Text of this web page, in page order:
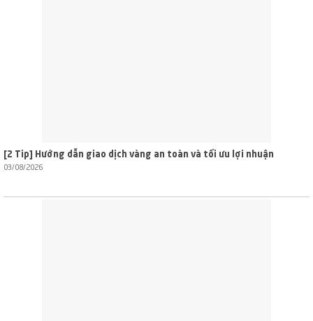
[2 Tip] Hướng dẫn giao dịch vàng an toàn và tối ưu lợi nhuận
03/08/2026